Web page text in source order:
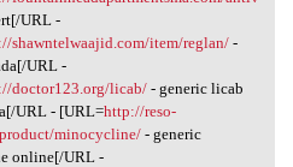
URL -
shawntelwaajid.com/item/reglan/-
URL -
doctor123.org/licab/- generic licab
URL - [URL=http://reso-
minocycline/- generic
online[/URL -